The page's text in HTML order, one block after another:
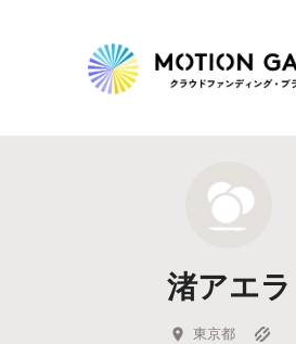
新着プロジェクト
Feature
キュレーターから探す
渚アエラ
東京都